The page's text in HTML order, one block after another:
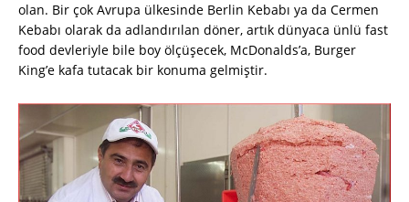
olan. Bir çok Avrupa ülkesinde Berlin Kebabı ya da Cermen
Kebabı olarak da adlandırılan döner, artık dünyaca ünlü fast
food devleriyle bile boy ölçüşecek, McDonalds’a, Burger
King’e kafa tutacak bir konuma gelmiştir.